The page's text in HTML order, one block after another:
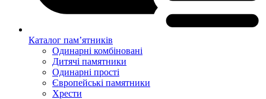
Каталог пам’ятників
Одинарні комбіновані
Дитячі памятники
Одинарні прості
Європейські памятники
Хрести